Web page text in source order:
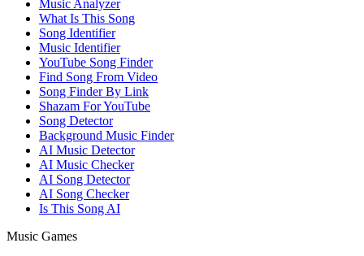
Music Analyzer
What Is This Song
Song Identifier
Music Identifier
YouTube Song Finder
Find Song From Video
Song Finder By Link
Shazam For YouTube
Song Detector
Background Music Finder
AI Music Detector
AI Music Checker
AI Song Detector
AI Song Checker
Is This Song AI
Music Games